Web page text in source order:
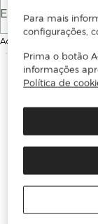
E-mail
Ao continuar, aceitas as
Para mais
configurações,
Prima o botão
informações
Política de